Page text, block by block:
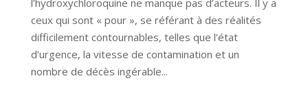
l’hydroxychloroquine ne manque pas d’acteurs. Il y a
ceux qui sont « pour », se référant à des réalités
difficilement contournables, telles que l’état
d’urgence, la vitesse de contamination et un
nombre de décès ingérable...